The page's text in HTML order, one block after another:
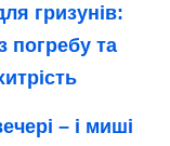
гризунів:
погребу та
– і миші